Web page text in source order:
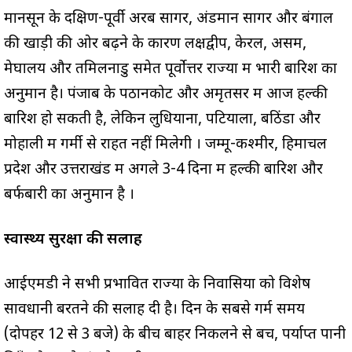
मानसून के दक्षिण-पूर्वी अरब सागर, अंडमान सागर और बंगाल
की खाड़ी की ओर बढ़ने के कारण लक्षद्वीप, केरल, असम,
मेघालय और तमिलनाडु समेत पूर्वोत्तर राज्यों में भारी बारिश का
अनुमान है। पंजाब के पठानकोट और अमृतसर में आज हल्की
बारिश हो सकती है, लेकिन लुधियाना, पटियाला, बठिंडा और
मोहाली में गर्मी से राहत नहीं मिलेगी । जम्मू-कश्मीर, हिमाचल
प्रदेश और उत्तराखंड में अगले 3-4 दिनों में हल्की बारिश और
बर्फबारी का अनुमान है ।
स्वास्थ्य सुरक्षा की सलाह
आईएमडी ने सभी प्रभावित राज्यों के निवासियों को विशेष
सावधानी बरतने की सलाह दी है। दिन के सबसे गर्म समय
(दोपहर 12 से 3 बजे) के बीच बाहर निकलने से बचें, पर्याप्त पानी